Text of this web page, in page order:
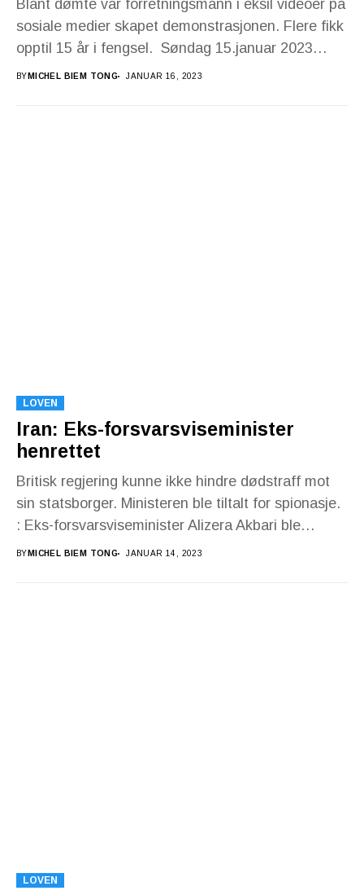
Blant dømte var forretningsmann i eksil videoer på
sosiale medier skapet demonstrasjonen. Flere fikk
opptil 15 år i fengsel. Søndag 15.januar 2023
ble...
BY MICHEL BIEM TONG JANUAR 16, 2023
LOVEN
Iran: Eks-forsvarsviseminister
henrettet
Britisk regjering kunne ikke hindre dødstraff mot
sin statsborger. Ministeren ble tiltalt for spionasje.
: Eks-forsvarsviseminister Alizera Akbari ble
henrettet lørdag 14.januar 2023....
BY MICHEL BIEM TONG JANUAR 14, 2023
LOVEN